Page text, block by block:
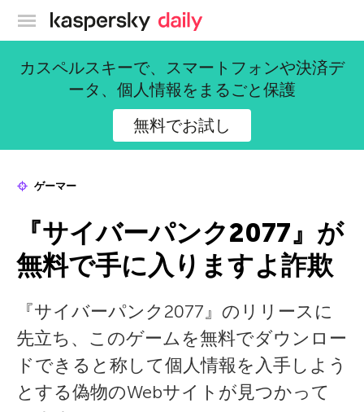
カスペルスキー公式ブログ
カスペルスキーで、スマートフォンや決済デ
ータ、個人情報をまるごと保護
無料でお試し
ゲーマー
『サイバーパンク2077』が
無料で手に入りますよ詐欺
『サイバーパンク2077』のリリースに
先立ち、このゲームを無料でダウンロー
ドできると称して個人情報を入手しよう
とする偽物のWebサイトが見つかって